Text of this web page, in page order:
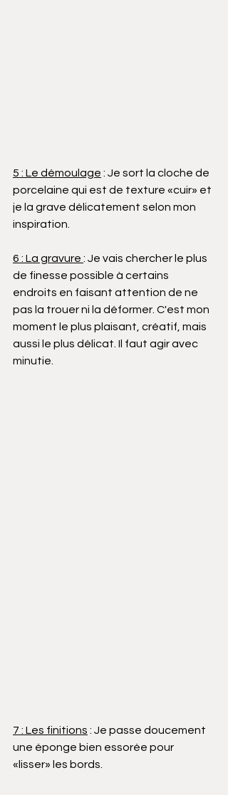
5 : Le démoulage : Je sort la cloche de
porcelaine qui est de texture «cuir» et
je la grave délicatement selon mon
inspiration.
6 : La gravure : Je vais chercher le plus
de finesse possible à certains
endroits en faisant attention de ne
pas la trouer ni la déformer. C'est mon
moment le plus plaisant, créatif, mais
aussi le plus délicat. Il faut agir avec
minutie.
7 : Les finitions : Je passe doucement
une éponge bien essorée pour
«lisser» les bords.